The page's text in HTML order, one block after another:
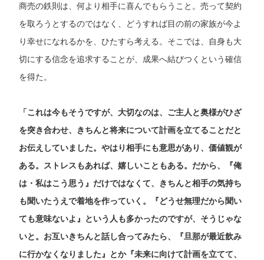
商売の鉄則は、何より相手に喜んでもらうこと。売って契約
を取ろうとするのではなく、どうすれば目の前の家族が今よ
り幸せになれるかを、ひたすら考える。そこでは、自身も大
切にする信念を追求することが、成果へ結びつくという確信
を得た。
「これは今もそうですが、大切なのは、ご主人と奥様がひざ
を突き合わせ、きちんと将来について計画を立てることだと
お伝えしていました。やはり相手にも意思があり、価値観が
ある。ストレスもあれば、嬉しいこともある。だから、『俺
は・私はこう思う』だけではなくて、きちんと相手の気持ち
も聞いたうえで着地を作っていく。『どうせ無理だから聞い
ても意味ないよ』という人も多かったのですが、そうじゃな
いと。お互いきちんと話し合ってみたら、『旦那が最近飲み
に行かなくなりました』とか『未来に向けて計画を立てて、